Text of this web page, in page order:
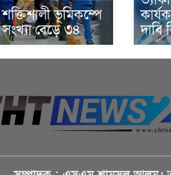
ভূমিকম্পে
বেড়ে ৩৪
দাবি